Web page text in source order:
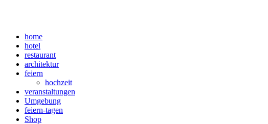
home
hotel
restaurant
architektur
feiern
hochzeit
veranstaltungen
Umgebung
feiern-tagen
Shop